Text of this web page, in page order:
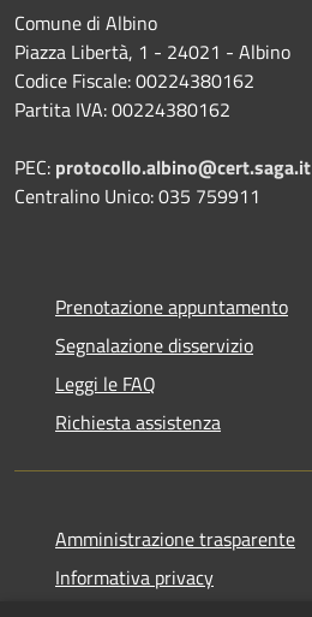
Comune di Albino
Piazza Libertà, 1 - 24021 - Albino
Codice Fiscale: 00224380162
Partita IVA: 00224380162
PEC: protocollo.albino@cert.saga.it
Centralino Unico: 035 759911
Prenotazione appuntamento
Segnalazione disservizio
Leggi le FAQ
Richiesta assistenza
Amministrazione trasparente
Informativa privacy